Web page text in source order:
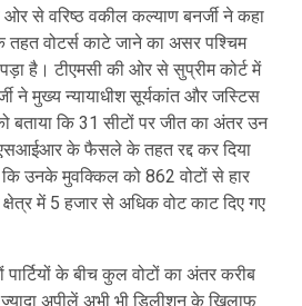
ओर से वरिष्ठ वकील कल्याण बनर्जी ने कहा
वोटर्स काटे जाने का असर पश्चिम
है। टीएमसी की ओर से सुप्रीम कोर्ट में
ने मुख्य न्यायाधीश सूर्यकांत और जस्टिस
बताया कि 31 सीटों पर जीत का अंतर उन
एसआईआर के फैसले के तहत रद्द कर दिया
कि उनके मुवक्किल को 862 वोटों से हार
क्षेत्र में 5 हजार से अधिक वोट काट दिए गए
पार्टियों के बीच कुल वोटों का अंतर करीब
अपीलें अभी भी डिलीशन के खिलाफ